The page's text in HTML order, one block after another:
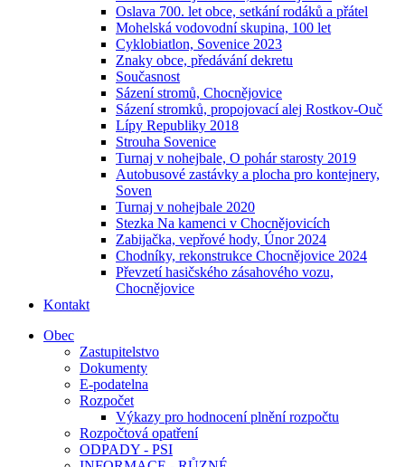
Oslava 700. let obce, setkání rodáků a přátel
Mohelská vodovodní skupina, 100 let
Cyklobiatlon, Sovenice 2023
Znaky obce, předávání dekretu
Současnost
Sázení stromů, Chocnějovice
Sázení stromků, propojovací alej Rostkov-Ouč
Lípy Republiky 2018
Strouha Sovenice
Turnaj v nohejbale, O pohár starosty 2019
Autobusové zastávky a plocha pro kontejnery,
Soven
Turnaj v nohejbale 2020
Stezka Na kamenci v Chocnějovicích
Zabijačka, vepřové hody, Únor 2024
Chodníky, rekonstrukce Chocnějovice 2024
Převzetí hasičského zásahového vozu,
Chocnějovice
Kontakt
Obec
Zastupitelstvo
Dokumenty
E-podatelna
Rozpočet
Výkazy pro hodnocení plnění rozpočtu
Rozpočtová opatření
ODPADY - PSI